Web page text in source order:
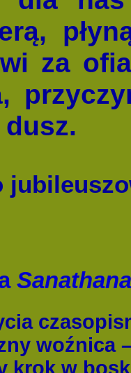
za
woźnica
krok w